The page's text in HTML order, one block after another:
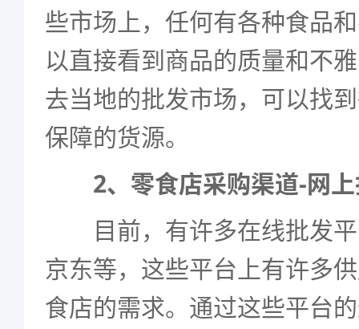
些市场上，任何有各种食品
以直接看到商品的质量和不
去当地的批发市场，可以找
保障的货源。
2、零食店采购渠道-网
目前，有许多在线批发平
京东等，这些平台上有许多
食店的需求。通过这些平台